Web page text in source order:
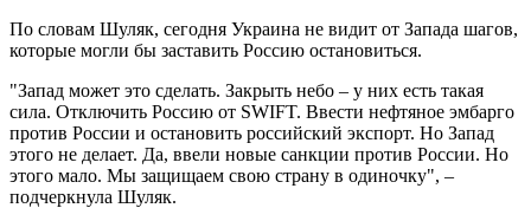
По словам Шуляк, сегодня Украина не видит от Запада шагов,
которые могли бы заставить Россию остановиться.
"Запад может это сделать. Закрыть небо – у них есть такая
сила. Отключить Россию от SWIFT. Ввести нефтяное эмбарго
против России и остановить российский экспорт. Но Запад
этого не делает. Да, ввели новые санкции против России. Но
этого мало. Мы защищаем свою страну в одиночку", –
подчеркнула Шуляк.